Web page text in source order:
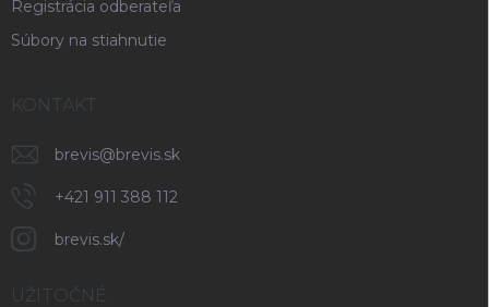
Registrácia odberateľa
Súbory na stiahnutie
KONTAKT
brevis@brevis.sk
+421 911 388 112
brevis.sk/
UŽITOČNÉ